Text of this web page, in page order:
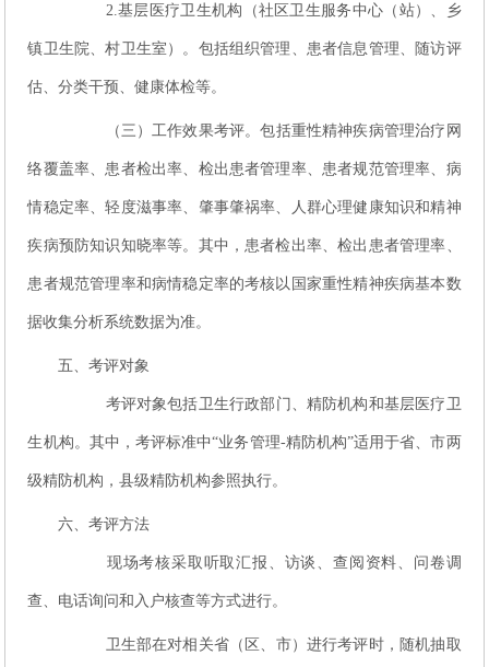
2.基层医疗卫生机构（社区卫生服务中心（站）、乡
镇卫生院、村卫生室）。包括组织管理、患者信息管理、随访评
估、分类干预、健康体检等。
（三）工作效果考评。包括重性精神疾病管理治疗网
络覆盖率、患者检出率、检出患者管理率、患者规范管理率、病
情稳定率、轻度滋事率、肇事肇祸率、人群心理健康知识和精神
疾病预防知识知晓率等。其中，患者检出率、检出患者管理率、
患者规范管理率和病情稳定率的考核以国家重性精神疾病基本数
据收集分析系统数据为准。
五、考评对象
考评对象包括卫生行政部门、精防机构和基层医疗卫
生机构。其中，考评标准中“业务管理-精防机构”适用于省、市两
级精防机构，县级精防机构参照执行。
六、考评方法
现场考核采取听取汇报、访谈、查阅资料、问卷调
查、电话询问和入户核查等方式进行。
卫生部在对相关省（区、市）进行考评时，随机抽取